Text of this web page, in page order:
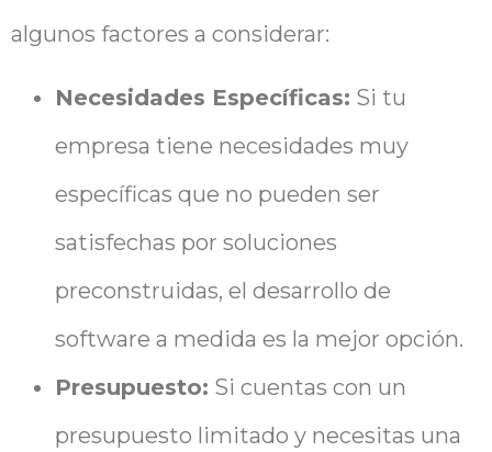
algunos factores a considerar:
Necesidades Específicas: Si tu
empresa tiene necesidades muy
específicas que no pueden ser
satisfechas por soluciones
preconstruidas, el desarrollo de
software a medida es la mejor opción.
Presupuesto: Si cuentas con un
presupuesto limitado y necesitas una